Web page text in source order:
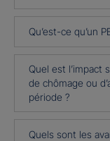
Qu’est-ce qu’un
Quel est l’impact
de chômage ou
période ?
Quels sont les